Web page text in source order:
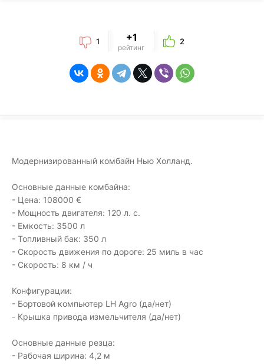
1 +1
рейтинг
2
Модернизированный комбайн Нью Холланд.
Основные данные комбайна:
- Цена: 108000 €
- Мощность двигателя: 120 л. с.
- Емкость: 3500 л
- Топливный бак: 350 л
- Скорость движения по дороге: 25 миль в час
- Скорость: 8 км / ч
Конфигурации:
- Бортовой компьютер LH Agro (да/нет)
- Крышка привода измельчителя (да/нет)
Основные данные резца:
- Рабочая ширина: 4,2 м